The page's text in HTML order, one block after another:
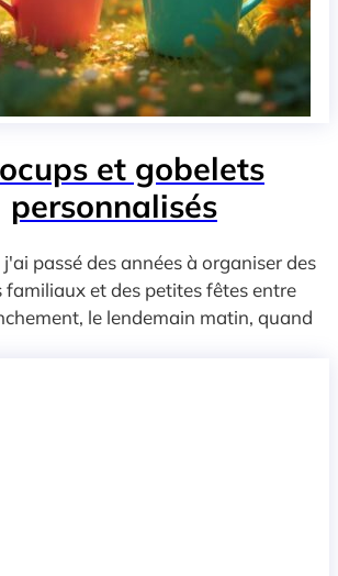
et gobelets
personnalisés
passé des années à organiser des
familiaux et des petites fêtes entre
le lendemain matin, quand